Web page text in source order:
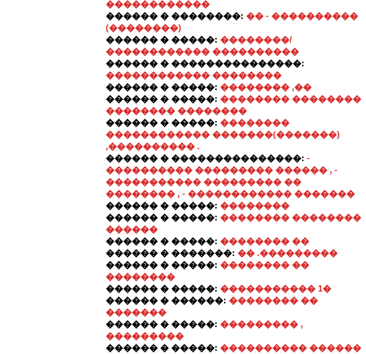
������������
������ � ��������: �� - ����������
(��������)
������ � �����: ��������/
������������ ����������
������ � ���������������:
������������ ��������
������ � �����: �������� ,��
������ � �����: �������� ��������
�������� ��������
������ � �����: ��������
������������ �������(�������)
,���������� .
������ � ���������������: -
���������� ��������� ������ , -
����������� ��������� ��
�������� , - ������������ �������
������ � �����: ��������
������ � �����: �������� ��������
������
������ � �����: �������� ��
������ � �������: �� .���������
������ � �����: �������� ��
��������
������ � �����: ����������� 1�
������ � ������: �������� ��
�������
������ � �����: ��������� ,
���������
������ � �����: ���������� ������